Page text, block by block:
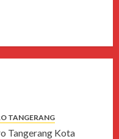
TANGERANG
Tangerang Kota